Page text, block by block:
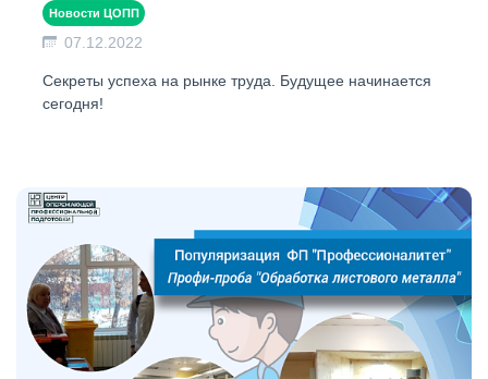
Новости ЦОПП
07.12.2022
Секреты успеха на рынке труда. Будущее начинается
сегодня!